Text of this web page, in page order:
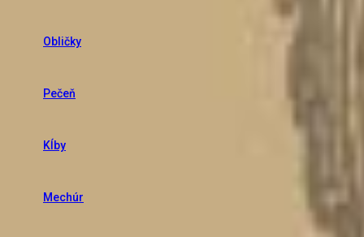
Obličky
Pečeň
Kĺby
Mechúr